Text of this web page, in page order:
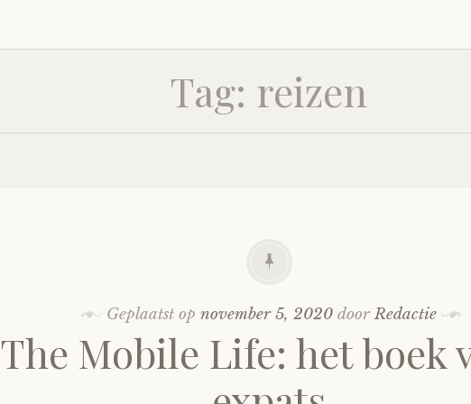
Tag: reizen
Geplaatst opnovember 5, 2020 doorRedactie
The Mobile Life: het boek